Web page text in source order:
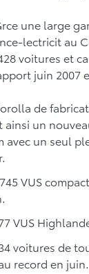
une large
lectricit au
voitures et
juin 2007
de
un
avec un seul
VUS
VUS
voitures de
record en juin.